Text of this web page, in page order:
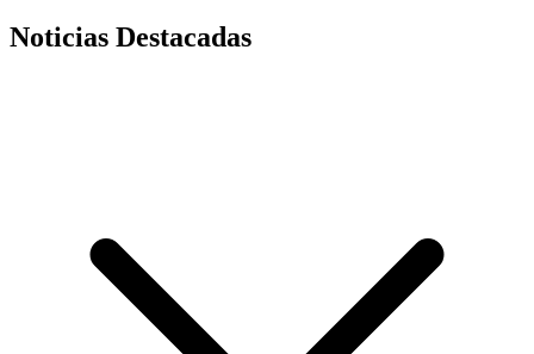
Noticias Destacadas